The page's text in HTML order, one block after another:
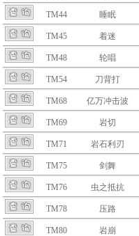
TM44 睡眠
TM45 着迷
TM48 轮唱
TM54 刀背打
TM68 亿万冲击波
TM69 岩切
TM71 岩石利刃
TM75 剑舞
TM76 虫之抵抗
TM78 压路
TM80 岩崩